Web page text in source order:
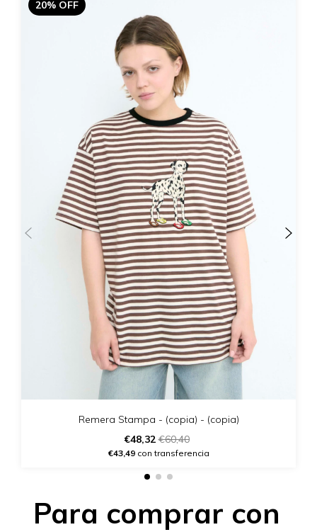
20% OFF
Remera Stampa - (copia) - (copia)
€48,32€60,40
€43,49con transferencia
Para comprar con